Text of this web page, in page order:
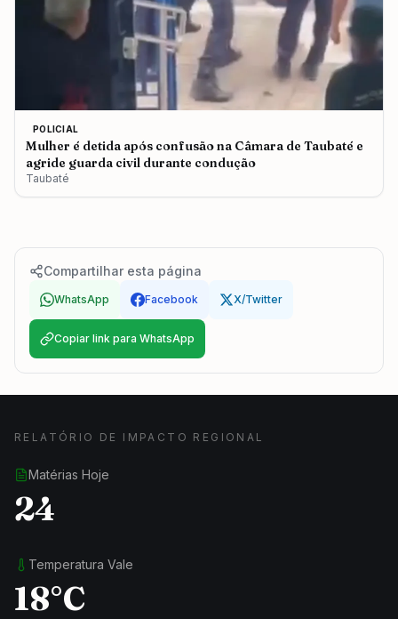
POLICIAL
Mulher é detida após confusão na Câmara de Taubaté e
agride guarda civil durante condução
Taubaté
Compartilhar esta página
WhatsApp Facebook X/Twitter
Copiar link para WhatsApp
RELATÓRIO DE IMPACTO REGIONAL
Matérias Hoje
24
Temperatura Vale
18°C